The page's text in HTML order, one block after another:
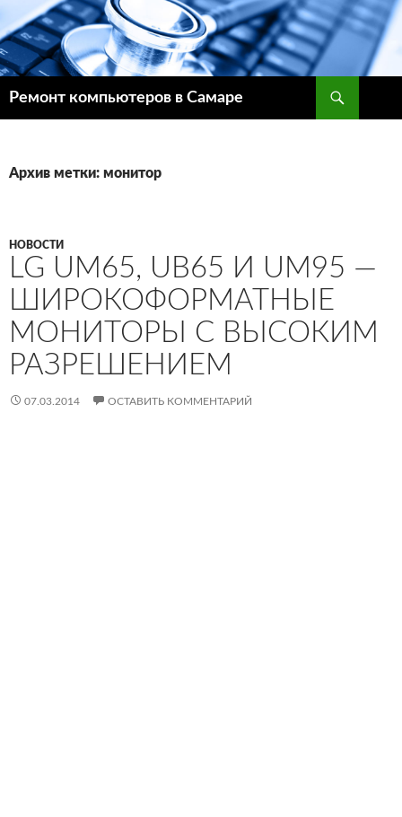
Ремонт компьютеров в Самаре
Архив метки: монитор
НОВОСТИ
LG UM65, UB65 И UM95 —
ШИРОКОФОРМАТНЫЕ
МОНИТОРЫ С ВЫСОКИМ
РАЗРЕШЕНИЕМ
07.03.2014 ОСТАВИТЬ КОММЕНТАРИЙ